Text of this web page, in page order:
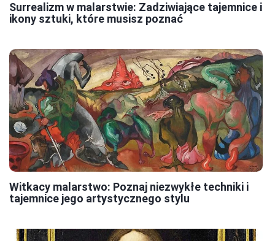
Surrealizm w malarstwie: Zadziwiające tajemnice i
ikony sztuki, które musisz poznać
Witkacy malarstwo: Poznaj niezwykłe techniki i
tajemnice jego artystycznego stylu